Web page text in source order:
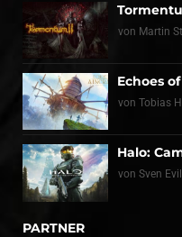
von Martin
Echoes
von Tobias
Halo:
von Sven Evil
PARTNER